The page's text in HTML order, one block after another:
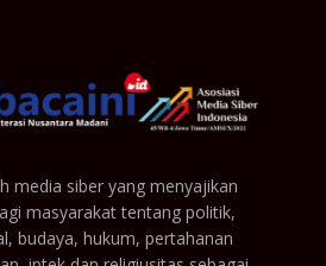
media siber yang menyajikan
masyarakat tentang politik,
budaya, hukum, pertahanan